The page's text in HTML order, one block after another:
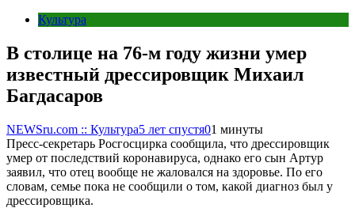
Культура
В столице на 76-м году жизни умер
известный дрессировщик Михаил
Багдасаров
NEWSru.com :: Культура5 лет спустя01 минуты
Пресс-секретарь Росгосцирка сообщила, что дрессировщик
умер от последствий коронавируса, однако его сын Артур
заявил, что отец вообще не жаловался на здоровье. По его
словам, семье пока не сообщили о том, какой диагноз был у
дрессировщика.